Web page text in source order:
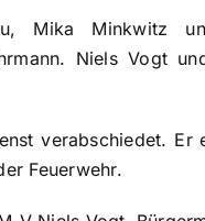
Mika Minkwitz
Niels Vogt
verabschiedet. Er
Feuerwehr.